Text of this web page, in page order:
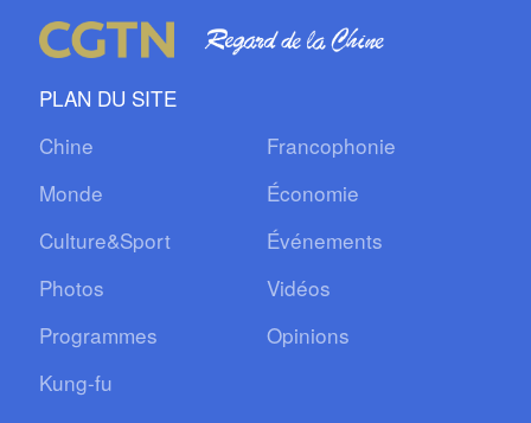
PLAN DU SITE
Chine
Francophonie
Monde
Économie
Culture&Sport
Événements
Photos
Vidéos
Programmes
Opinions
Kung-fu